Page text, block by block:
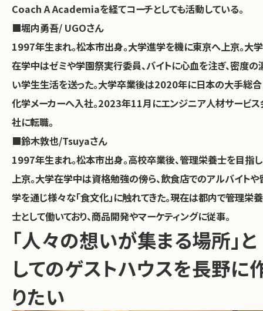
Coach A Academiaを経てコーチとしても活動している。
■堀内勇吾/ UGOさん
1997年生まれ。松本市出身。大学進学を機に東京へ上京。大学
在学中はゼミや学園祭実行委員、バイトに心血を注ぎ、密度の
い学生生活を送った。大学卒業後は2020年に日本の大手総合
化学メーカーへ入社。2023年11月にエンジニア人材サービス
社に転職。
■鈴木敦也/Tsuyaさん
1997年生まれ。松本市出身。高校卒業後、管理栄養士を目指し
上京。大学在学中は資格勉強の傍ら、飲食店でのアルバイトや
学を通じ様々な「食文化」に触れてきた。現在は都内で管理栄養
士として働いており、商品開発やマーケティングに従事。
「人々の想いが集まる場所」と
してのゲストハウスを長野に
りたい